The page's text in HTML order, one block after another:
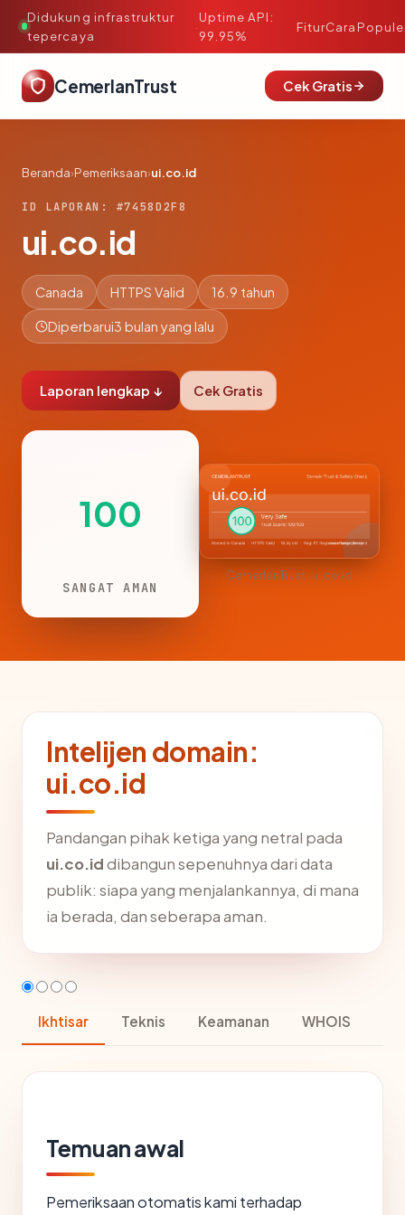
Didukung infrastruktur
tepercaya
·
Uptime API:
99.95%
FiturCara
CemerlanTrust Cek Gratis
Beranda›Pemeriksaan›ui.co.id
ID LAPORAN: #7458D2F8
ui.co.id
Canada HTTPS Valid 16.9 tahun
Diperbarui3 bulan yang lalu
Laporan lengkap ↓ Cek Gratis
100
SANGAT AMAN
CemerlanTrust · ui.co.id
Intelijen domain:
ui.co.id
Pandangan pihak ketiga yang netral pada
ui.co.iddibangun sepenuhnya dari data
publik: siapa yang menjalankannya, di mana
ia berada, dan seberapa aman.
Ikhtisar Teknis Keamanan WHOIS
Temuan awal
Pemeriksaan otomatis kami terhadap